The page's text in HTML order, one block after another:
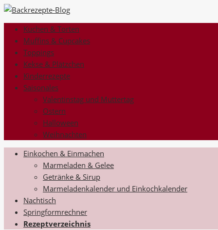
Kuchen & Torten
Muffins & Cupcakes
Toppings
Kekse & Plätzchen
Kinderrezepte
Saisonales
Valentinstag und Muttertag
Ostern
Halloween
Weihnachten
Einkochen & Einmachen
Marmeladen & Gelee
Getränke & Sirup
Marmeladenkalender und Einkochkalender
Nachtisch
Springformrechner
Rezeptverzeichnis